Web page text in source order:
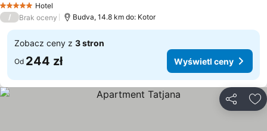
5 KategoriaHotel
/ Brak oceny Budva, 14.8 km do: Kotor
Zobacz ceny z 3 stron
Od 244 zł Wyświetl ceny